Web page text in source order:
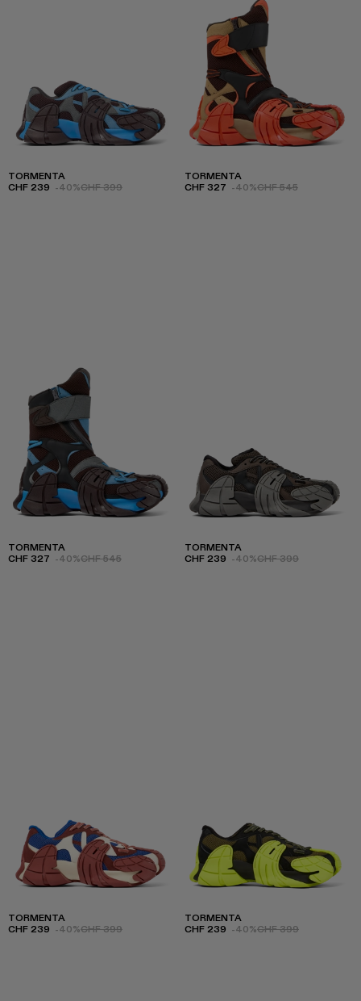
TORMENTA
CHF 239 -40%CHF 399
TORMENTA
CHF 327 -40%CHF 545
TORMENTA
CHF 327 -40%CHF 545
TORMENTA
CHF 239 -40%CHF 399
TORMENTA
CHF 239 -40%CHF 399
TORMENTA
CHF 239 -40%CHF 399